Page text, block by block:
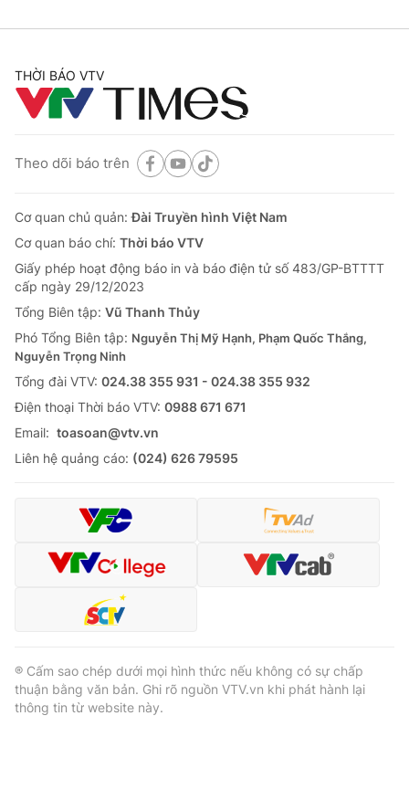
THỜI BÁO VTV
Theo dõi báo trên
Cơ quan chủ quản:Đài Truyền hình Việt Nam
Cơ quan báo chí: Thời báo VTV
Giấy phép hoạt động báo in và báo điện tử số 483/GP-BTTTT
cấp ngày 29/12/2023
Tổng Biên tập: Vũ Thanh Thủy
Phó Tổng Biên tập: Nguyễn Thị Mỹ Hạnh, Phạm Quốc Thắng,
Nguyễn Trọng Ninh
Tổng đài VTV: 024.38 355 931 - 024.38 355 932
Ðiện thoại Thời báo VTV: 0988 671 671
Email: toasoan@vtv.vn
Liên hệ quảng cáo: (024) 626 79595
® Cấm sao chép dưới mọi hình thức nếu không có sự chấp
thuận bằng văn bản. Ghi rõ nguồn VTV.vn khi phát hành lại
thông tin từ website này.